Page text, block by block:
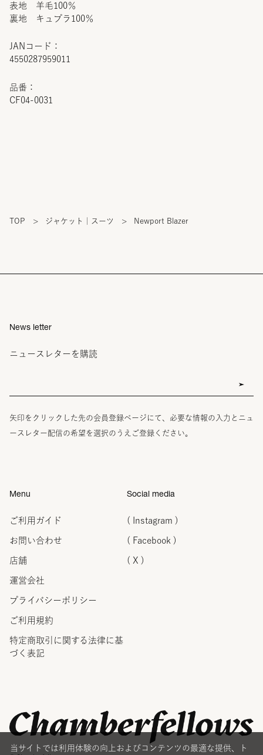
JANコード：
4550287959011
品番：
CF04-0031
表地 羊毛100％
裏地 キュプラ100％
TOP > ジャケット｜スーツ > Newport Blazer
News letter
ニュースレターを購読
矢印をクリックした先の会員登録ページにて、必要な情報の入力とニュ
ースレター配信の希望を選択のうえご登録ください。
Menu
ご利用ガイド
お問い合わせ
店舗
運営会社
プライバシーポリシー
ご利用規約
特定商取引に関する法律に 基
づく表記
Social media
( Instagram )
( Facebook )
( X )
当サイトでは利用体験の向上およびコンテンツの最適な提供、ト